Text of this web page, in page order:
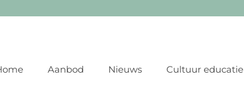
Aanbod Nieuws Cultuur educatie